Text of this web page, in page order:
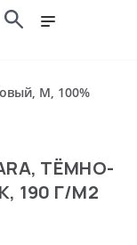
M, 100%
ТЁМНО-
190 Г/М2